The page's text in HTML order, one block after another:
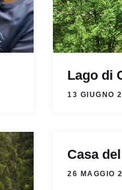
Lago di
13 GIUGNO
Casa
26 MAGGIO